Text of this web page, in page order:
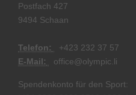
Postfach 427
9494 Schaan
Telefon: +423 232 37 57
E-Mail:
office@olympic.li
Spendenkonto für den Sport: